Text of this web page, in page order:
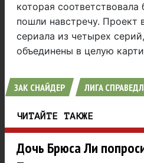
которая
пошли навстречу.
сериала из четырех
объединены в целую
ЗАК СНАЙДЕР ЛИГА
ЧИТАЙТЕ ТАКЖЕ
Дочь Брюса Ли